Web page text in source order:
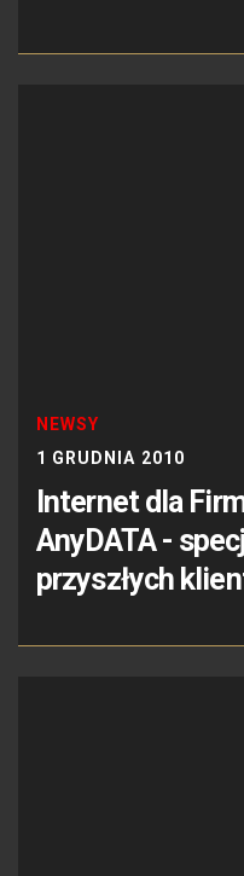
NEWSY
1 GRUDNIA 2010
Internet dla
AnyDATA -
przyszłych